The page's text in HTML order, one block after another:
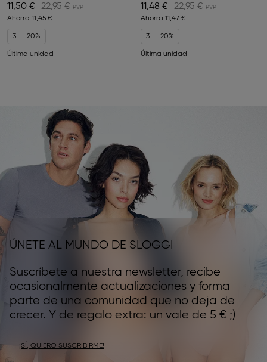
11,50 €
22,95 €
Ahorra 11,45 €
3 = -20%
Última unidad
11,48 €
22,95 €
Ahorra 11,47 €
3 = -20%
Última unidad
ÚNETE AL MUNDO DE SLOGGI
Suscríbete a nuestra newsletter, recibe
ocasionalmente actualizaciones y forma
parte de una comunidad que no deja de
crecer. Y de regalo extra: un vale de 5 € ;)
¡SÍ, QUIERO SUSCRIBIRME!